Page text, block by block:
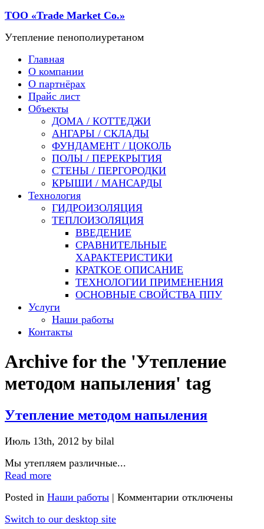
ТОО «Trade Мarket Со.»
Утепление пенополиуретаном
Главная
О компании
О партнёрах
Прайс лист
Объекты
ДОМА / КОТТЕДЖИ
АНГАРЫ / СКЛАДЫ
ФУНДАМЕНТ / ЦОКОЛЬ
ПОЛЫ / ПЕРЕКРЫТИЯ
СТЕНЫ / ПЕРГОРОДКИ
КРЫШИ / МАНСАРДЫ
Технология
ГИДРОИЗОЛЯЦИЯ
ТЕПЛОИЗОЛЯЦИЯ
ВВЕДЕНИЕ
СРАВНИТЕЛЬНЫЕ
ХАРАКТЕРИСТИКИ
КРАТКОЕ ОПИСАНИЕ
ТЕХНОЛОГИИ ПРИМЕНЕНИЯ
ОСНОВНЫЕ СВОЙСТВА ППУ
Услуги
Наши работы
Контакты
Archive for the 'Утепление
методом напыления' tag
Утепление методом напыления
Июль 13th, 2012 by bilal
Мы утепляем различные...
Read more
Posted in Наши работы | Комментарии отключены
Switch to our desktop site